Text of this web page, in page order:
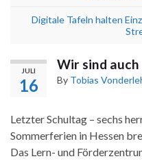
Digitale Tafeln halten
JULI
16
Wir sind
By Tobias
Letzter Schultag – sechs
Sommerferien in Hessen
Das Lern- und